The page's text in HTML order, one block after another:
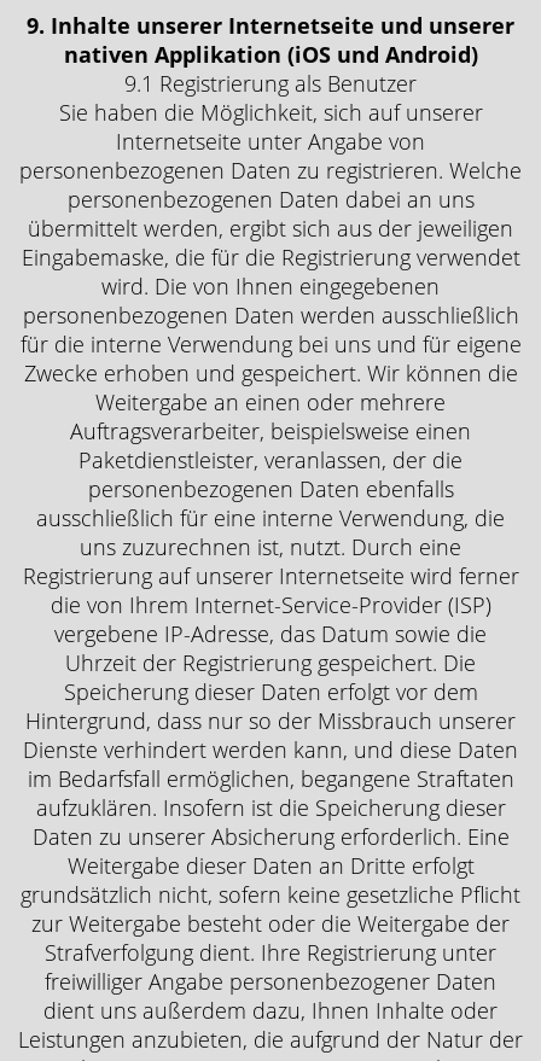
9. Inhalte unserer Internetseite und unserer
nativen Applikation (iOS und Android)
9.1 Registrierung als Benutzer
Sie haben die Möglichkeit, sich auf unserer
Internetseite unter Angabe von
personenbezogenen Daten zu registrieren. Welche
personenbezogenen Daten dabei an uns
übermittelt werden, ergibt sich aus der jeweiligen
Eingabemaske, die für die Registrierung verwendet
wird. Die von Ihnen eingegebenen
personenbezogenen Daten werden ausschließlich
für die interne Verwendung bei uns und für eigene
Zwecke erhoben und gespeichert. Wir können die
Weitergabe an einen oder mehrere
Auftragsverarbeiter, beispielsweise einen
Paketdienstleister, veranlassen, der die
personenbezogenen Daten ebenfalls
ausschließlich für eine interne Verwendung, die
uns zuzurechnen ist, nutzt. Durch eine
Registrierung auf unserer Internetseite wird ferner
die von Ihrem Internet-Service-Provider (ISP)
vergebene IP-Adresse, das Datum sowie die
Uhrzeit der Registrierung gespeichert. Die
Speicherung dieser Daten erfolgt vor dem
Hintergrund, dass nur so der Missbrauch unserer
Dienste verhindert werden kann, und diese Daten
im Bedarfsfall ermöglichen, begangene Straftaten
aufzuklären. Insofern ist die Speicherung dieser
Daten zu unserer Absicherung erforderlich. Eine
Weitergabe dieser Daten an Dritte erfolgt
grundsätzlich nicht, sofern keine gesetzliche Pflicht
zur Weitergabe besteht oder die Weitergabe der
Strafverfolgung dient. Ihre Registrierung unter
freiwilliger Angabe personenbezogener Daten
dient uns außerdem dazu, Ihnen Inhalte oder
Leistungen anzubieten, die aufgrund der Natur der